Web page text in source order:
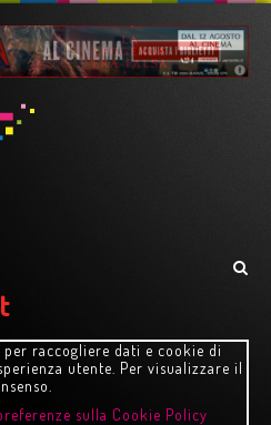
raccogliere dati e cookie di
utente. Per visualizzare il
sulla Cookie Policy